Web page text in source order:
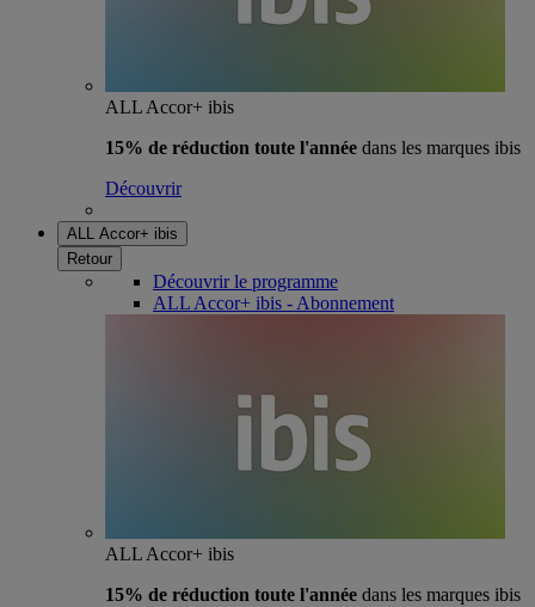
ALL Accor+ ibis
15% de réduction toute l'année dans les marques ibis
Découvrir
ALL Accor+ ibis
Retour
Découvrir le programme
ALL Accor+ ibis - Abonnement
ALL Accor+ ibis
15% de réduction toute l'année dans les marques ibis